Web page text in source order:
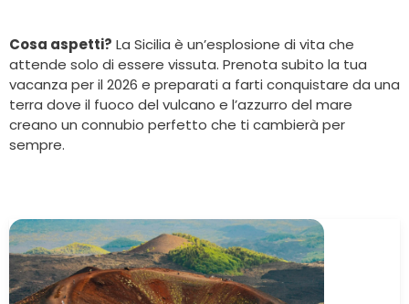
Cosa aspetti? La Sicilia è un’esplosione di vita che
attende solo di essere vissuta. Prenota subito la tua
vacanza per il 2026 e preparati a farti conquistare da una
terra dove il fuoco del vulcano e l’azzurro del mare
creano un connubio perfetto che ti cambierà per
sempre.